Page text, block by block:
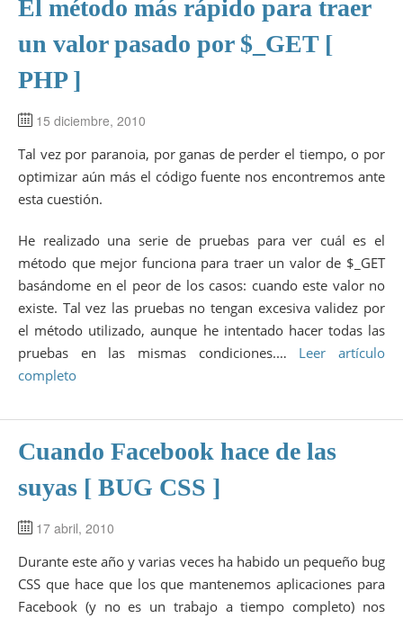
El método más rápido para traer
un valor pasado por $_GET [
PHP ]
15 diciembre, 2010
Tal vez por paranoia, por ganas de perder el tiempo, o por
optimizar aún más el código fuente nos encontremos ante
esta cuestión.
He realizado una serie de pruebas para ver cuál es el
método que mejor funciona para traer un valor de $_GET
basándome en el peor de los casos: cuando este valor no
existe. Tal vez las pruebas no tengan excesiva validez por
el método utilizado, aunque he intentado hacer todas las
pruebas en las mismas condiciones.… Leer artículo
completo
Cuando Facebook hace de las
suyas [ BUG CSS ]
17 abril, 2010
Durante este año y varias veces ha habido un pequeño bug
CSS que hace que los que mantenemos aplicaciones para
Facebook (y no es un trabajo a tiempo completo) nos